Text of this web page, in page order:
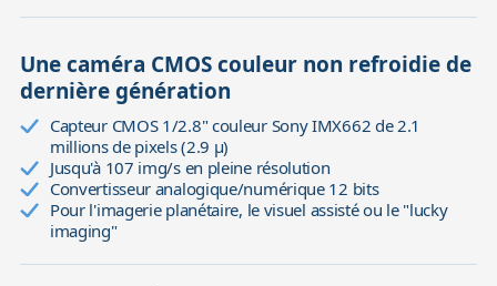
Une caméra CMOS couleur non refroidie de
dernière génération
Capteur CMOS 1/2.8" couleur Sony IMX662 de 2.1
millions de pixels (2.9 µ)
Jusqu'à 107 img/s en pleine résolution
Convertisseur analogique/numérique 12 bits
Pour l'imagerie planétaire, le visuel assisté ou le "lucky
imaging"